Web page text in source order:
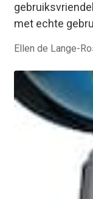
met echte
Ellen de Lange-